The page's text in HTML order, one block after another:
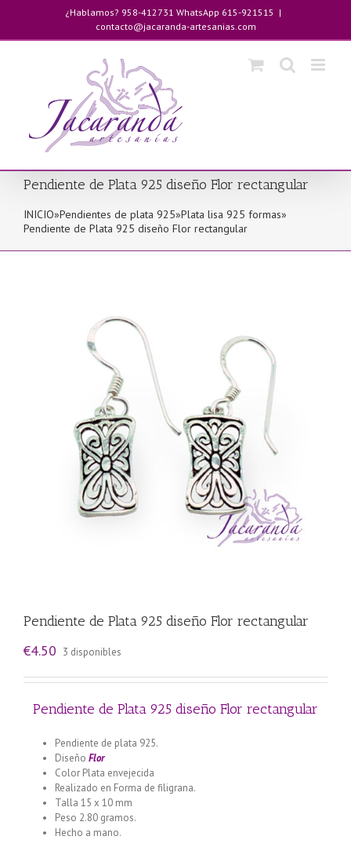
contenido
¿Hablamos? 958-412731 WhatsApp 615-921515 |
contacto@jacaranda-artesanias.com
Pendiente de Plata 925 diseño Flor rectangular
INICIO»Pendientes de plata 925»Plata lisa 925 formas»
Pendiente de Plata 925 diseño Flor rectangular
Pendiente de Plata 925 diseño Flor rectangular
€4.50 3 disponibles
Pendiente de Plata 925 diseño Flor rectangular
Pendiente de plata 925.
Diseño Flor
Color Plata envejecida
Realizado en Forma de filigrana.
Talla 15 x 10 mm
Peso 2.80 gramos.
Hecho a mano.